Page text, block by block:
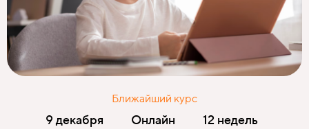
Ближайший курс
9 декабря Онлайн 12 недель